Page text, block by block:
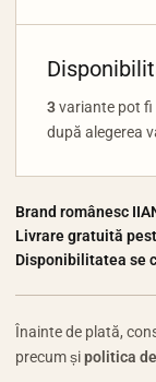
3variante pot fi
după alegerea
Brand românesc
Livrare gratuită
Disponibilitatea se
Înainte de plată,
precum șipolitica